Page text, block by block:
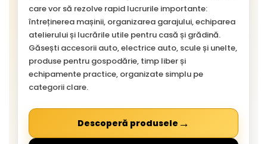
care vor să rezolve rapid lucrurile importante:
întreținerea mașinii, organizarea garajului, echiparea
atelierului și lucrările utile pentru casă și grădină.
Găsești accesorii auto, electrice auto, scule și unelte,
produse pentru gospodărie, timp liber și
echipamente practice, organizate simplu pe
categorii clare.
Descoperă produsele →